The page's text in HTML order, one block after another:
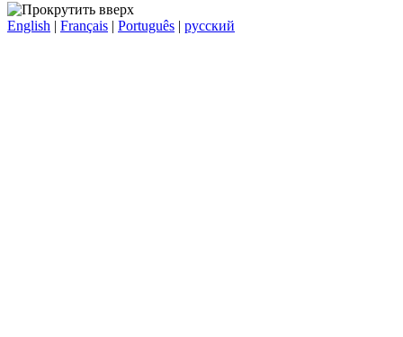
English | Français | Português | русский